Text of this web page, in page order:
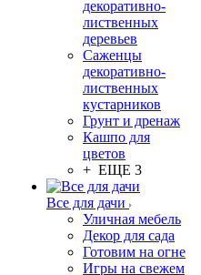
декоративно-
лиственных
деревьев
Саженцы
декоративно-
лиственных
кустарников
Грунт и дренаж
Кашпо для
цветов
+ ЕЩЕ 3
Все для дачи
Уличная мебель
Декор для сада
Готовим на огне
Игры на свежем